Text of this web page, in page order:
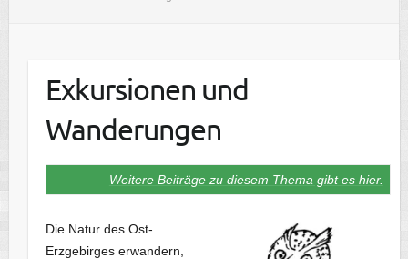
Exkursionen und
Wanderungen
Weitere Beiträge zu diesem Thema gibt es hier.
Die Natur des Ost-
Erzgebirges erwandern,